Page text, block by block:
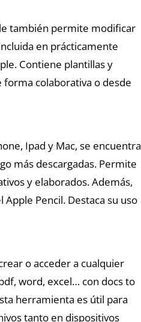
también permite modificar
en prácticamente
Contiene plantillas y
colaborativa o desde
Ipad y Mac, se encuentra
más descargadas. Permite
y elaborados. Además,
Pencil. Destaca su uso
o acceder a cualquier
word, excel… con docs to
herramienta es útil para
tanto en dispositivos